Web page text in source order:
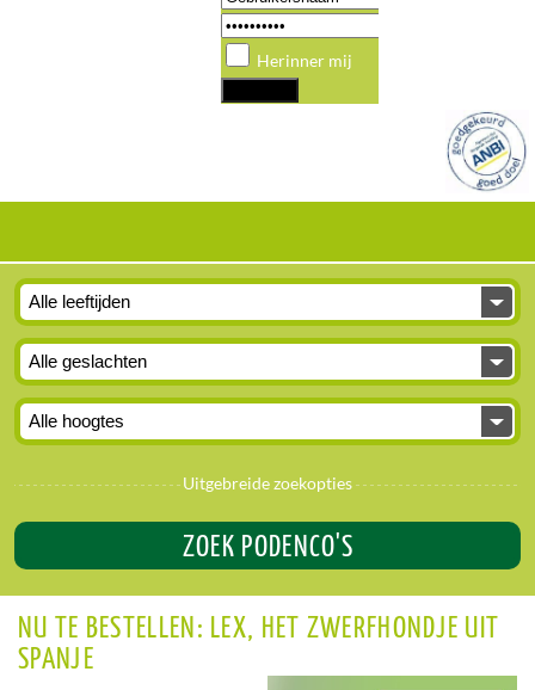
Herinner mij
Uitgebreide zoekopties
ZOEK PODENCO'S
NU TE BESTELLEN: LEX, HET ZWERFHONDJE UIT
SPANJE